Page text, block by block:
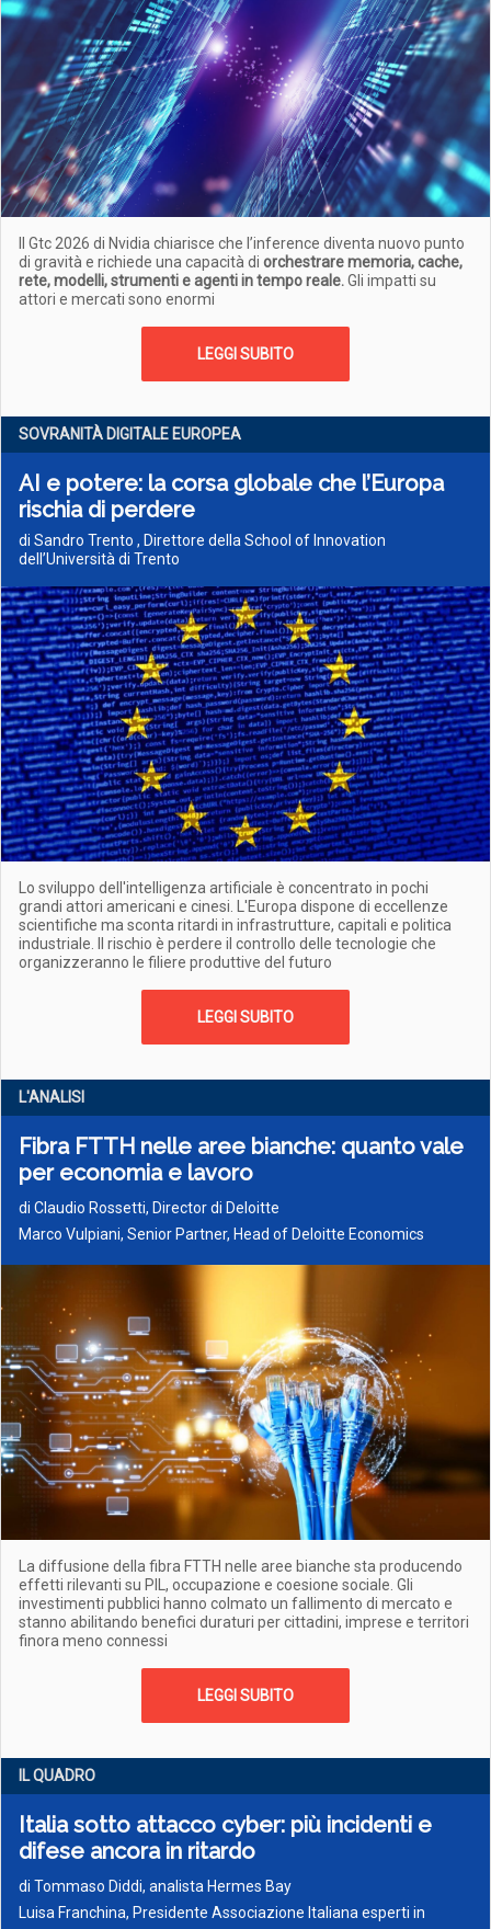
Il Gtc 2026 di Nvidia chiarisce che l’inference diventa nuovo punto
di gravità e richiede una capacità di orchestrare memoria, cache,
rete, modelli, strumenti e agenti in tempo reale.Gli impatti su
attori e mercati sono enormi
LEGGI SUBITO
SOVRANITÀ DIGITALE EUROPEA
AI e potere: la corsa globale che l’Europa
rischia di perdere
di Sandro Trento , Direttore della School of Innovation
dell’Università di Trento
Lo sviluppo dell'intelligenza artificiale è concentrato in pochi
grandi attori americani e cinesi. L'Europa dispone di eccellenze
scientifiche ma sconta ritardi in infrastrutture, capitali e politica
industriale. Il rischio è perdere il controllo delle tecnologie che
organizzeranno le filiere produttive del futuro
LEGGI SUBITO
L'ANALISI
Fibra FTTH nelle aree bianche: quanto vale
per economia e lavoro
di Claudio Rossetti, Director di Deloitte
Marco Vulpiani, Senior Partner, Head of Deloitte Economics
La diffusione della fibra FTTH nelle aree bianche sta producendo
effetti rilevanti su PIL, occupazione e coesione sociale. Gli
investimenti pubblici hanno colmato un fallimento di mercato e
stanno abilitando benefici duraturi per cittadini, imprese e territori
finora meno connessi
LEGGI SUBITO
IL QUADRO
Italia sotto attacco cyber: più incidenti e
difese ancora in ritardo
di Tommaso Diddi, analista Hermes Bay
Luisa Franchina, Presidente Associazione Italiana esperti in